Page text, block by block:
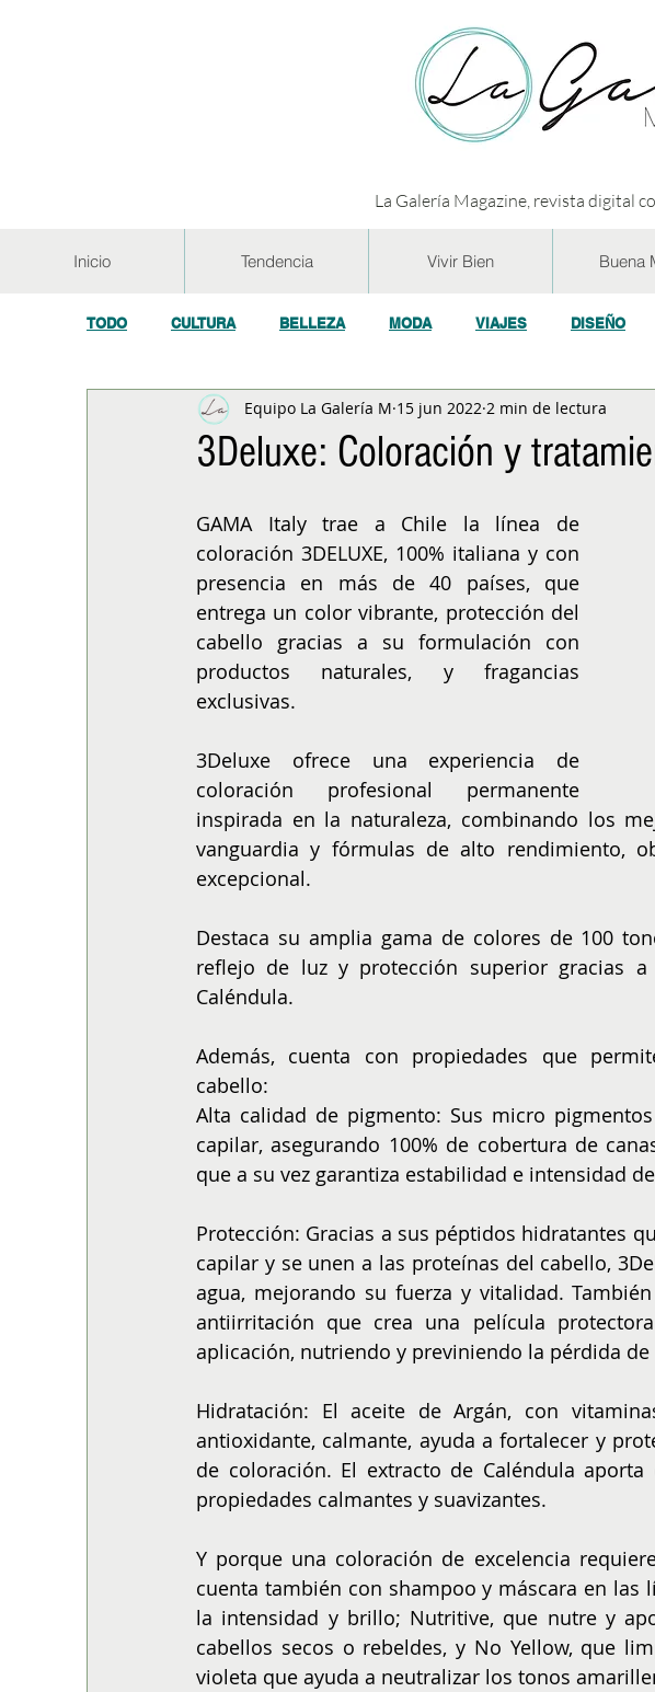
La Galería Magazine, revista digital
Inicio Tendencia Vivir Bien Buena
TODO CULTURA BELLEZA MODA VIAJES DISEÑO
GASTRONOMÍA Y VINOS SALUD TECNOLOGÍA ECO y RSE
3Deluxe: Coloración y
Equipo La Galería M 15 jun 2022 2 min de lectura
GAMA Italy trae a Chile la línea de
coloración 3DELUXE, 100% italiana y con
presencia en más de 40 países, que
entrega un color vibrante, protección del
cabello gracias a su formulación con
productos naturales, y fragancias
exclusivas.
3Deluxe ofrece una experiencia de
coloración profesional permanente
inspirada en la naturaleza, combinando los
vanguardia y fórmulas de alto rendimiento,
excepcional.
Destaca su amplia gama de colores de 100
reflejo de luz y protección superior gracias
Caléndula.
Además, cuenta con propiedades que
cabello:
Alta calidad de pigmento: Sus micro
capilar, asegurando 100% de cobertura de
que a su vez garantiza estabilidad e intensidad
Protección: Gracias a sus péptidos hidratantes
capilar y se unen a las proteínas del cabello,
agua, mejorando su fuerza y vitalidad.
antiirritación que crea una película
aplicación, nutriendo y previniendo la pérdida de
Hidratación: El aceite de Argán, con
antioxidante, calmante, ayuda a fortalecer y
de coloración. El extracto de Caléndula
propiedades calmantes y suavizantes.
Y porque una coloración de excelencia
cuenta también con shampoo y máscara en las
la intensidad y brillo; Nutritive, que nutre y
cabellos secos o rebeldes, y No Yellow, que
violeta que ayuda a neutralizar los tonos